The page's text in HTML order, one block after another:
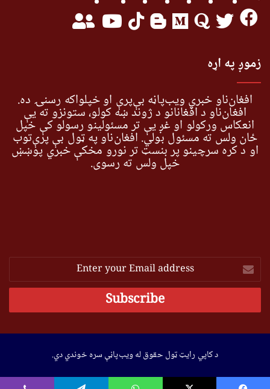
زموږ په اړه
افغان‌ناو خبري ویب‌پاڼه بې‌پرې او خپلواکه رسنۍ ده.
افغان‌ناو د افغانانو د ژوند ښه کولو، ستونزو ته یې
انعکاس ورکولو او غږ یې تر مسئولینو رسولو کې خپل
ځان ولس ته مسئول بولي. افغان‌ناو په ټول بې پرې‌توب
او د کره سرچینو پر بنسټ تر نورو مخکې خبري پوښښ
خپل ولس ته رسوي.
Enter
your
Email
د کاپي رایټ ټول حقوق له ویب‌پاڼې سره خوندي دي.